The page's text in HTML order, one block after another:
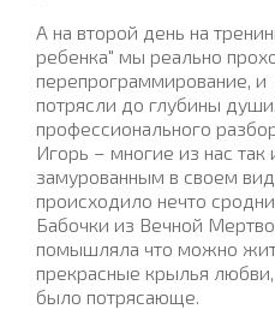
А на второй день на
ребенка" мы реально
перепрограммирование,
потрясли до глубины
профессионального
Игорь – многие из нас так
замурованным в своем
происходило нечто
Бабочки из Вечной
помышляла что можно
прекрасные крылья любви,
было потрясающе.